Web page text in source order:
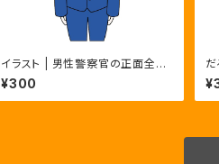
イラスト | 男性警察官の正面全身
ポーズ3種 | カラー・モノクロ・主
線なし
¥300
だ